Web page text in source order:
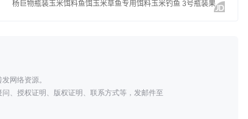
网络资源。
、授权证明、版权证明、联系方式等，发邮件至